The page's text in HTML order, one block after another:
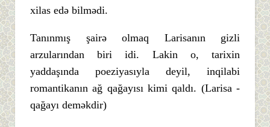
xilas edə bilmədi.
Tanınmış şairə olmaq Larisanın gizli
arzularından biri idi. Lakin o, tarixin
yaddaşında poeziyasıyla deyil, inqilabi
romantikanın ağ qağayısı kimi qaldı. (Larisa -
qağayı deməkdir)